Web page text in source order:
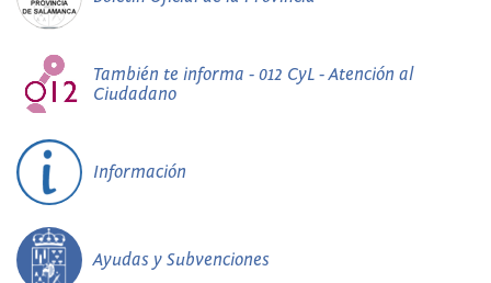
También te informa - 012 CyL - Atención al
Ciudadano
Información
Ayudas y Subvenciones